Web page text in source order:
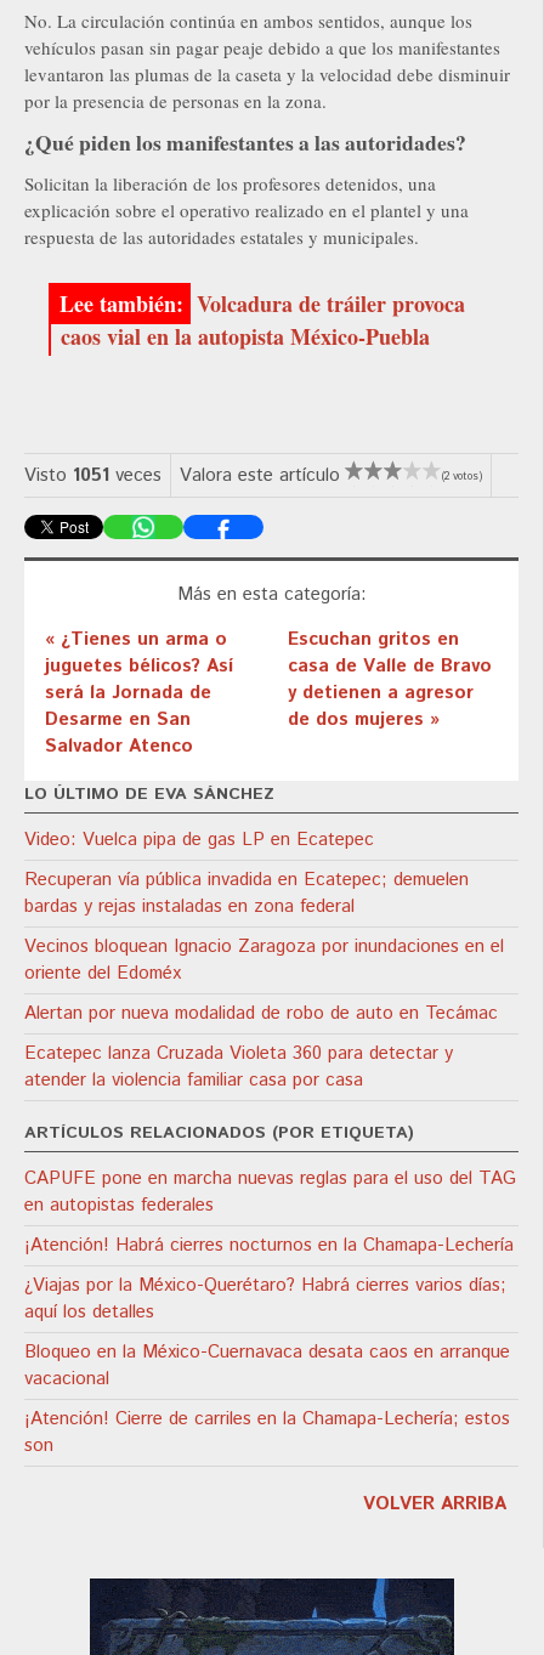
No. La circulación continúa en ambos sentidos, aunque los
vehículos pasan sin pagar peaje debido a que los manifestantes
levantaron las plumas de la caseta y la velocidad debe disminuir
por la presencia de personas en la zona.
¿Qué piden los manifestantes a las autoridades?
Solicitan la liberación de los profesores detenidos, una
explicación sobre el operativo realizado en el plantel y una
respuesta de las autoridades estatales y municipales.
Volcadura de tráiler provoca
caos vial en la autopista México-Puebla
Visto 1051 veces Valora este artículo (2 votos)
Más en esta categoría:
« ¿Tienes un arma o
juguetes bélicos? Así
será la Jornada de
Desarme en San
Salvador Atenco
Escuchan gritos en
casa de Valle de Bravo
y detienen a agresor
de dos mujeres »
LO ÚLTIMO DE EVA SÁNCHEZ
Video: Vuelca pipa de gas LP en Ecatepec
Recuperan vía pública invadida en Ecatepec; demuelen
bardas y rejas instaladas en zona federal
Vecinos bloquean Ignacio Zaragoza por inundaciones en el
oriente del Edoméx
Alertan por nueva modalidad de robo de auto en Tecámac
Ecatepec lanza Cruzada Violeta 360 para detectar y
atender la violencia familiar casa por casa
ARTÍCULOS RELACIONADOS (POR ETIQUETA)
CAPUFE pone en marcha nuevas reglas para el uso del TAG
en autopistas federales
¡Atención! Habrá cierres nocturnos en la Chamapa-Lechería
¿Viajas por la México-Querétaro? Habrá cierres varios días;
aquí los detalles
Bloqueo en la México-Cuernavaca desata caos en arranque
vacacional
¡Atención! Cierre de carriles en la Chamapa-Lechería; estos
son
VOLVER ARRIBA